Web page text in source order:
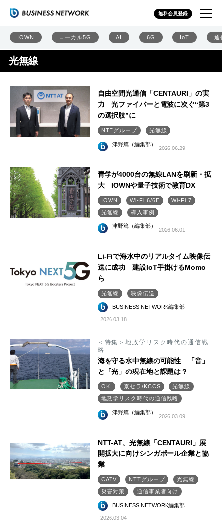
無料会員登録
IOWN ローカル5G AI 6G IoT 通
光無線
自由空間光通信「CENTAURI」の実
力 光ファイバーと電波に次ぐ“第3
の選択肢”に
NTTグループ 光無線
津野篤（編集部）
2026.06.29
青学が4000台の無線LANを刷新・拡
大 IOWNや量子技術で教育DX
IOWN Wi-Fi 6/6E
Wi-Fi 7
光無線
導入事例
津野篤（編集部）
2026.06.01
Li-Fiで海水中のリアルタイム映像伝
送に成功 建設IoT手掛けるMomo
ら
光無線 映像伝送
BUSINESS NETWORK編集部
2026.03.18
＜特集＞地政学リスク時代の通信戦
略
海を守る水中無線の可能性 「音」
と「光」の現在地と課題は？
OKI 京セラ/KCCS
光無線
地政学リスク時代の通信戦略
津野篤（編集部）
2026.03.09
NTT-AT、光無線「CENTAURI」展
開拡大に向けシンガポール企業と協
業
CATV NTTグループ
光無線
災害対策
通信事業者向け
BUSINESS NETWORK編集部
2026.03.04